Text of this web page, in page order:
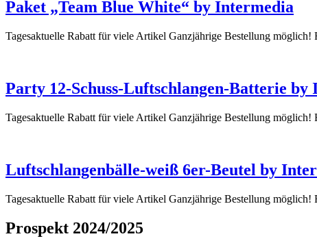
Paket „Team Blue White“ by Intermedia
Tagesaktuelle Rabatt für viele Artikel Ganzjährige Bestellung
Party 12-Schuss-Luftschlangen-Batterie by
Tagesaktuelle Rabatt für viele Artikel Ganzjährige Bestellung
Luftschlangenbälle-weiß 6er-Beutel by
Tagesaktuelle Rabatt für viele Artikel Ganzjährige Bestellung
Prospekt 2024/2025